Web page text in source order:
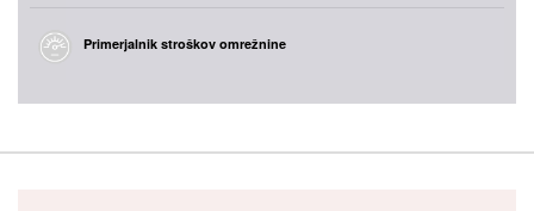
Primerjalnik stroškov omrežnine